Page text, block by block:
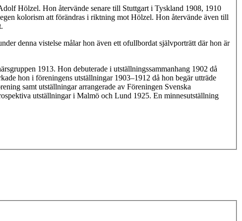
Hölzel. Hon återvände senare till Stuttgart i Tyskland 1908, 1910
kolorism att förändras i riktning mot Hölzel. Hon återvände även till
denna vistelse målar hon även ett ofullbordat självporträtt där hon är
1913. Hon debuterade i utställningssammanhang 1902 då
hon i föreningens utställningar 1903–1912 då hon begär utträde
samt utställningar arrangerade av Föreningen Svenska
utställningar i Malmö och Lund 1925. En minnesutställning